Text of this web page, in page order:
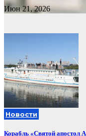
Июн 21, 2026
Новости
Корабль «Святой апостол